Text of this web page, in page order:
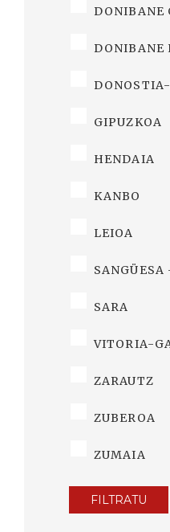
DONIBANE
DONIBANE
GIPUZKOA
HENDAIA
KANBO
LEIOA
SARA
VITORIA-
ZARAUTZ
ZUBEROA
ZUMAIA
FILTRATU